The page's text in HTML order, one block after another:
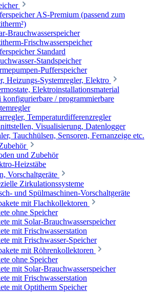
AS-Premium (passend zum
Brauchwasserspeicher
Frischwasserspeicher
Standard
Standspeicher
Pufferspeicher
Heizungs-Systemregler, Elektro
Elektroinstallationsmaterial
konfigurierbare / programmierbare
Temperaturdifferenzregler
Visualisierung, Datenlogger
Tauchhülsen, Sensoren, Fernanzeige etc.
und Zubehör
Heizstäbe
Vorschaltgeräte
Zirkulationssysteme
und Spülmaschinen-Vorschaltgeräte
mit Flachkollektoren
ohne Speicher
mit Solar-Brauchwasserspeicher
mit Frischwasserstation
mit Frischwasser-Speicher
mit Röhrenkollektoren
ohne Speicher
mit Solar-Brauchwasserspeicher
mit Frischwasserstation
mit Optitherm Speicher